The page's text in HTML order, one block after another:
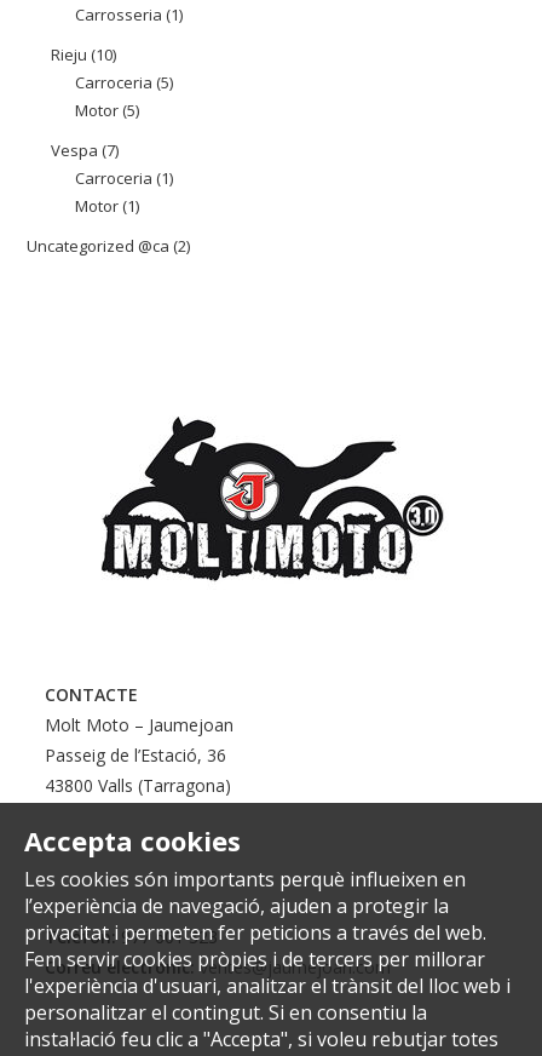
producte
Carrosseria 11
Rieju 1010
productes
Carroceria 55
Motor 55
Vespa 77
productes
Carroceria 11
Motor 11
producte
Uncategorized @ca 22
Accepta cookies
Les cookies són importants perquè influeixen en
l’experiència de navegació, ajuden a protegir la
privacitat i permeten fer peticions a través del web.
Fem servir cookies pròpies i de tercers per millorar
l'experiència d'usuari, analitzar el trànsit del lloc web i
personalitzar el contingut. Si en consentiu la
instal·lació feu clic a "Accepta", si voleu rebutjar totes
CONTACTE
Molt Moto – Jaumejoan
Passeig de l’Estació, 36
43800 Valls (Tarragona)
Telèfon:977 601 323
Correu electrònic: ventes@jaumejoan.com